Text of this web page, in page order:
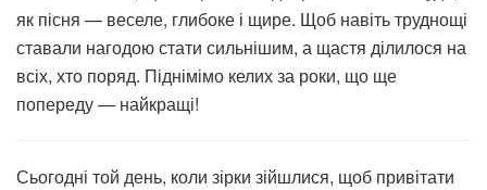
як пісня — веселе, глибоке і щире. Щоб навіть труднощі
ставали нагодою стати сильнішим, а щастя ділилося на
всіх, хто поряд. Піднімімо келих за роки, що ще
попереду — найкращі!
Сьогодні той день, коли зірки зійшлися, щоб привітати